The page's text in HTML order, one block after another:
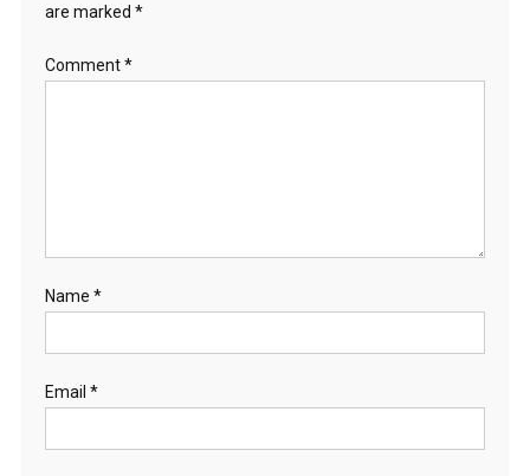
are marked *
Comment*
Name *
Email *